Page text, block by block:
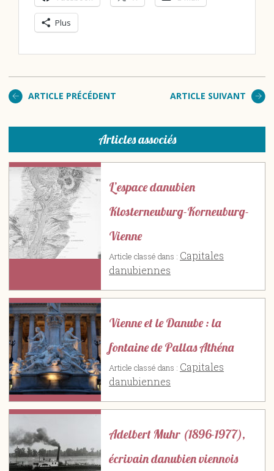
Plus
ARTICLE PRÉCÉDENT ARTICLE SUIVANT
Articles associés
L’espace danubien
Klosterneuburg-Korneuburg-
Vienne
Article classé dans : Capitales
danubiennes
Vienne et le Danube : la
fontaine de Pallas Athéna
Article classé dans : Capitales
danubiennes
Adelbert Muhr (1896-1977),
écrivain danubien viennois